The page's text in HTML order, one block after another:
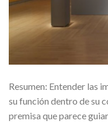
Resumen: Entender las
su función dentro de su
premisa que parece